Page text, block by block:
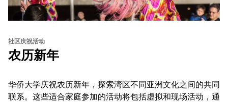
社区庆祝活动
农历新年
华侨大学庆祝农历新年，探索湾区不同亚洲文化之间的共同
联系。这些适合家庭参加的活动将包括虚拟和现场活动，通